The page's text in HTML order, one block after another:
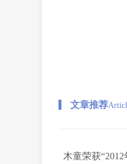
文章推荐
木童荣获